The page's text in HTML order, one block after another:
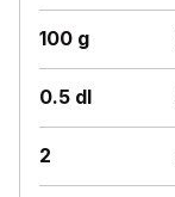
100 g
0.5 dl
2